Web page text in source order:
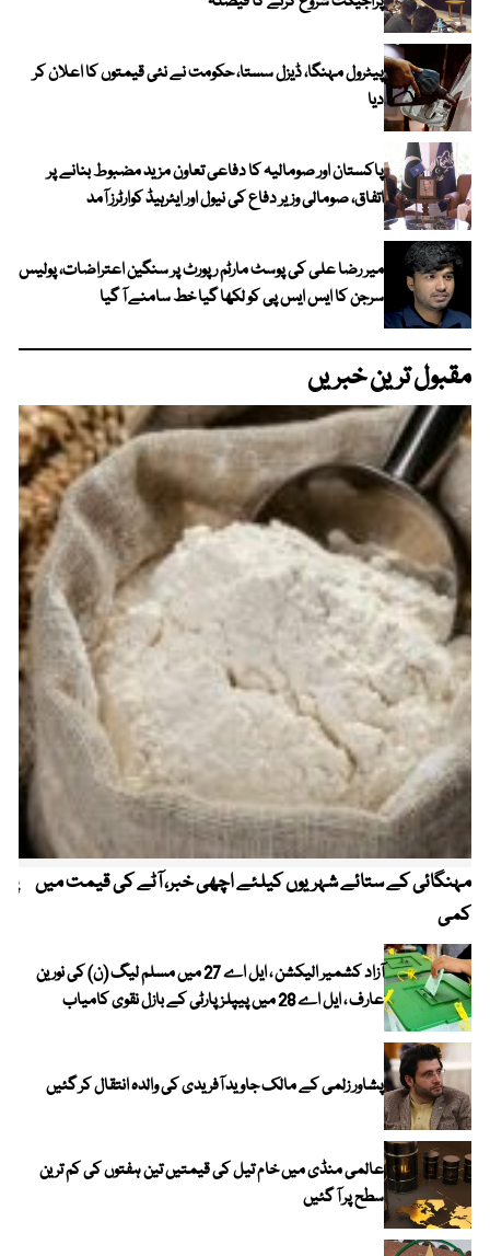
پیٹرول مہنگا، ڈیزل سستا، حکومت نے نئی قیمتوں کا اعلان کر
دیا
پاکستان اور صومالیہ کا دفاعی تعاون مزید مضبوط بنانے پر
اتفاق، صومالی وزیر دفاع کی نیول اور ایئرہیڈ کوارٹرز آمد
میر رضا علی کی پوسٹ مارٹم رپورٹ پر سنگین اعتراضات، پولیس
سرجن کا ایس ایس پی کو لکھا گیا خط سامنے آ گیا
مقبول ترین خبریں
مہنگائی کے ستائے شہریوں کیلئے اچھی خبر، آٹے کی قیمت میں
کمی
آزاد کشمیر الیکشن ، ایل اے 27 میں مسلم لیگ (ن) کی نورین
عارف ، ایل اے 28 میں پیپلز پارٹی کے بازل نقوی کامیاب
پشاور زلمی کے مالک جاوید آفریدی کی والدہ انتقال کر گئیں
عالمی منڈی میں خام تیل کی قیمتیں تین ہفتوں کی کم ترین
سطح پر آ گئیں